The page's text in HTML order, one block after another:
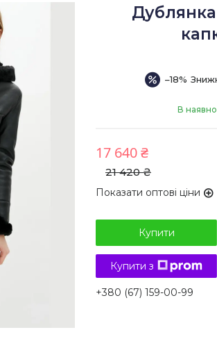
–18%
В
21 420 ₴
17 640 ₴
Показати оптові ціни
Купити
Купити з
+380 (67) 159-00-99